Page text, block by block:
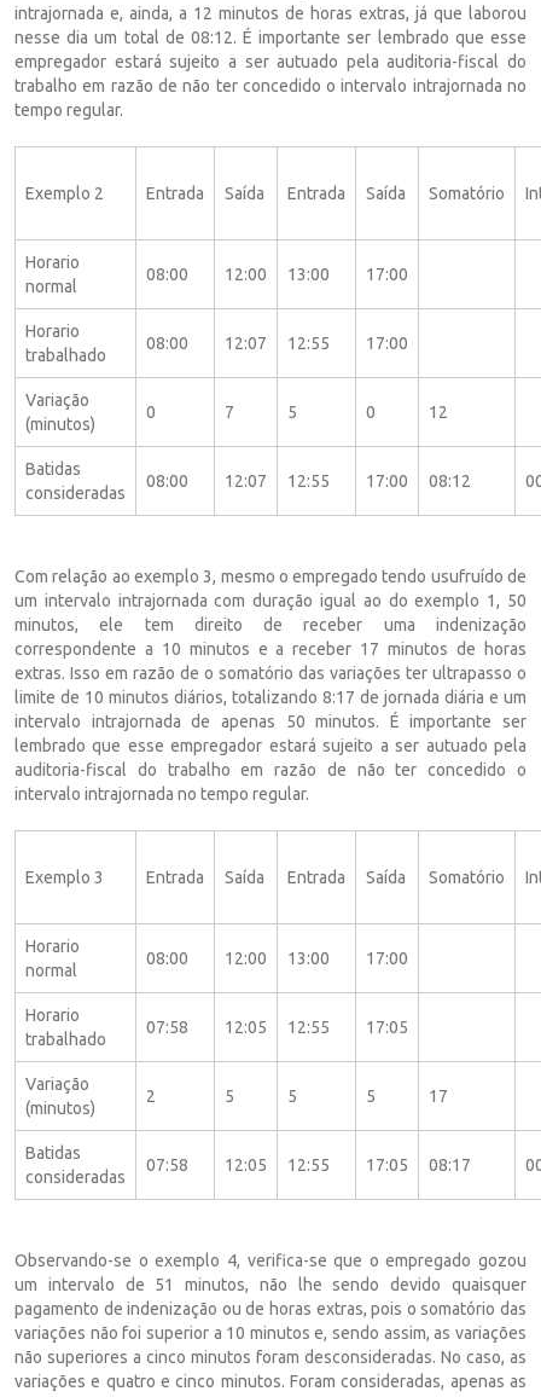
intrajornada e, ainda, a 12 minutos de horas extras, já que laborou
nesse dia um total de 08:12. É importante ser lembrado que esse
empregador estará sujeito a ser autuado pela auditoria-fiscal do
trabalho em razão de não ter concedido o intervalo intrajornada no
tempo regular.
Exemplo 2 Entrada Saída Entrada Saída Somatório
Horario
normal
08:00 12:00 13:00 17:00
Horario
trabalhado
08:00 12:07 12:55 17:00
Variação
(minutos)
0 7 5 0 12
Batidas
consideradas
08:00 12:07 12:55 17:00 08:12
Com relação ao exemplo 3, mesmo o empregado tendo usufruído de
um intervalo intrajornada com duração igual ao do exemplo 1, 50
minutos, ele tem direito de receber uma indenização
correspondente a 10 minutos e a receber 17 minutos de horas
extras. Isso em razão de o somatório das variações ter ultrapasso o
limite de 10 minutos diários, totalizando 8:17 de jornada diária e um
intervalo intrajornada de apenas 50 minutos. É importante ser
lembrado que esse empregador estará sujeito a ser autuado pela
auditoria-fiscal do trabalho em razão de não ter concedido o
intervalo intrajornada no tempo regular.
Exemplo 3 Entrada Saída Entrada Saída Somatório
Horario
normal
08:00 12:00 13:00 17:00
Horario
trabalhado
07:58 12:05 12:55 17:05
Variação
(minutos)
2 5 5 5 17
Batidas
consideradas
07:58 12:05 12:55 17:05 08:17
Observando-se o exemplo 4, verifica-se que o empregado gozou
um intervalo de 51 minutos, não lhe sendo devido quaisquer
pagamento de indenização ou de horas extras, pois o somatório das
variações não foi superior a 10 minutos e, sendo assim, as variações
não superiores a cinco minutos foram desconsideradas. No caso, as
variações e quatro e cinco minutos. Foram consideradas, apenas as